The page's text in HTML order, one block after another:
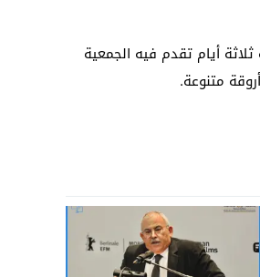
أيام تقدم فيه الجمعية
متنوعة.